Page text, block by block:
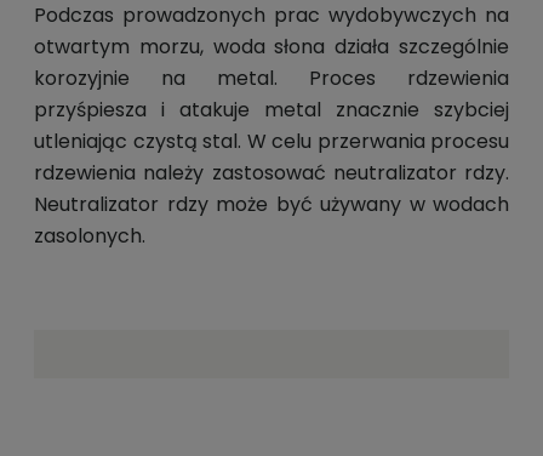
Podczas prowadzonych prac wydobywczych na
otwartym morzu, woda słona działa szczególnie
korozyjnie na metal. Proces rdzewienia
przyśpiesza i atakuje metal znacznie szybciej
utleniając czystą stal. W celu przerwania procesu
rdzewienia należy zastosować neutralizator rdzy.
Neutralizator rdzy może być używany w wodach
zasolonych.